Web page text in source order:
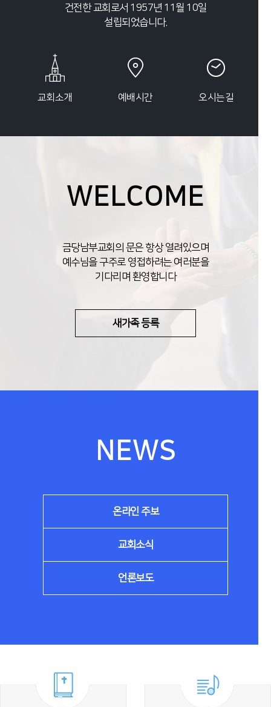
건전한 교회로서 1957년 11월 10일
설립되었습니다.
교회소개 예배시간 오시는길
WELCOME
금당남부교회의 문은 항상 열려있으며
예수님을 구주로 영접하려는 여러분을
기다리며 환영합니다
새가족 등록
NEWS
온라인 주보
교회소식
언론보도